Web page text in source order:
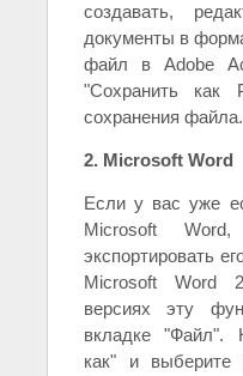
создавать,
документы в
файл в Adobe
"Сохранить как
сохранения файла.
2. Microsoft Word
Если у вас уже
Microsoft
экспортировать
Microsoft Word
версиях эту
вкладке "Файл".
как" и